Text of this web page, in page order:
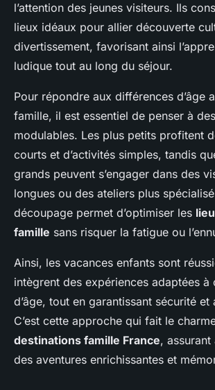
l’attention des jeunes visiteurs. Ils
lieux idéaux pour allier découverte
divertissement, favorisant ainsi
ludique tout au long du séjour.
Pour répondre aux différences d’âge
famille, il est essentiel de penser à
modulables. Les plus petits profitent
courts et d’activités simples, tandis
grands peuvent s’engager dans des
longues ou des ateliers plus
découpage permet d’optimiser les
famille sans risquer la fatigue ou
Ainsi, les vacances enfants sont
intègrent des expériences adaptées à
d’âge, tout en garantissant sécurité et
C’est cette approche qui fait le
destinations famille France,
des aventures enrichissantes et